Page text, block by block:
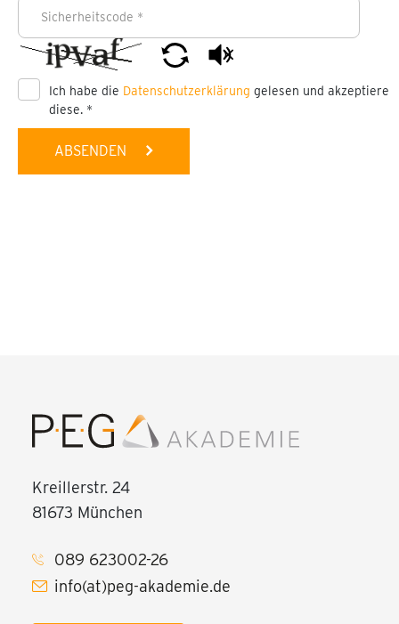
Ich habe die Datenschutzerklärung gelesen und akzeptiere
diese. *
ABSENDEN
Kreillerstr. 24
81673 München
089 623002-26
info(at)peg-akademie.de